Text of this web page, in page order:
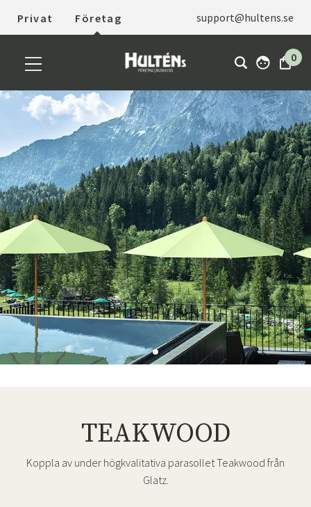
Privat Företag support@hultens.se
0
TEAKWOOD
Koppla av under högkvalitativa parasollet Teakwood från
Glatz.